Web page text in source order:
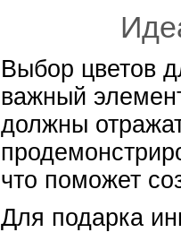
Выбор цветов
важный
должны
что поможет
Для подарка